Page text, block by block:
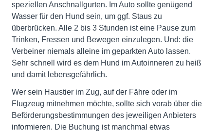
speziellen Anschnallgurten. Im Auto sollte genügend
Wasser für den Hund sein, um ggf. Staus zu
überbrücken. Alle 2 bis 3 Stunden ist eine Pause zum
Trinken, Fressen und Bewegen einzulegen. Und: die
Verbeiner niemals alleine im geparkten Auto lassen.
Sehr schnell wird es dem Hund im Autoinneren zu heiß
und damit lebensgefährlich.
Wer sein Haustier im Zug, auf der Fähre oder im
Flugzeug mitnehmen möchte, sollte sich vorab über die
Beförderungsbestimmungen des jeweiligen Anbieters
informieren. Die Buchung ist manchmal etwas